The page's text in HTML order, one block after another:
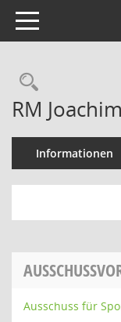
Toggle navigation
RM
Informationen
Ausschuss für